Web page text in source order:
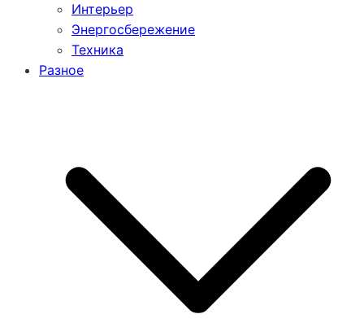
Интерьер
Энергосбережение
Техника
Разное